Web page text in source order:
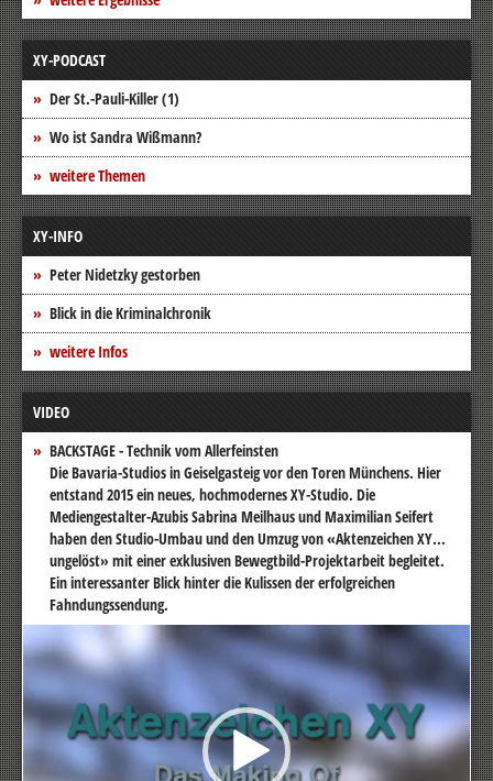
XY-PODCAST
Der St.-Pauli-Killer (1)
Wo ist Sandra Wißmann?
weitere Themen
XY-INFO
Peter Nidetzky gestorben
Blick in die Kriminalchronik
weitere Infos
VIDEO
BACKSTAGE - Technik vom Allerfeinsten
Die Bavaria-Studios in Geiselgasteig vor den Toren Münchens. Hier
entstand 2015 ein neues, hochmodernes XY-Studio. Die
Mediengestalter-Azubis Sabrina Meilhaus und Maximilian Seifert
haben den Studio-Umbau und den Umzug von «Aktenzeichen XY...
ungelöst» mit einer exklusiven Bewegtbild-Projektarbeit begleitet.
Ein interessanter Blick hinter die Kulissen der erfolgreichen
Fahndungssendung.
Video-
Player